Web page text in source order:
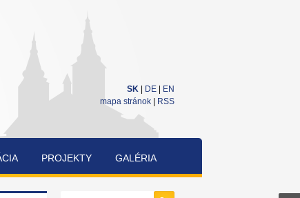
SK DE
EN
mapa stránok
RSS
PROJEKTY GALÉRIA
CUKRÁRENSKÁ